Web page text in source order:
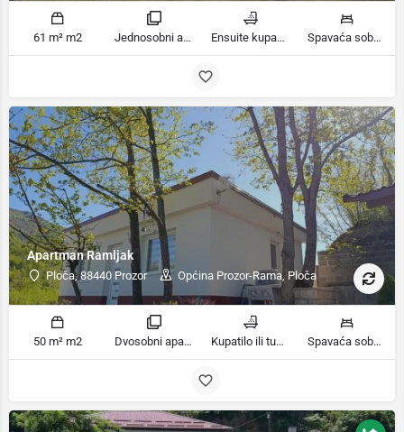
61 m² m2 Jednosobni apartman sobe Ensuite kupaonica, Kupatilo ili tuš kupatila Spavaća soba 1: 5 kreveta za jednu osobu | Dnevni boravak: 1 kauč na razvlačenje ležaja
Apartman Ramljak
Ploča, 88440 Prozor Općina Prozor-Rama, Ploča
50 m² m2 Dvosobni apartman sobe Kupatilo ili tuš kupatila Spavaća soba 1: 2 kreveta za jednu osobu | Spavaća soba 2: 2 kreveta za jednu osobu | Dnevni boravak: 1 kauč na razvlačenje ležaja